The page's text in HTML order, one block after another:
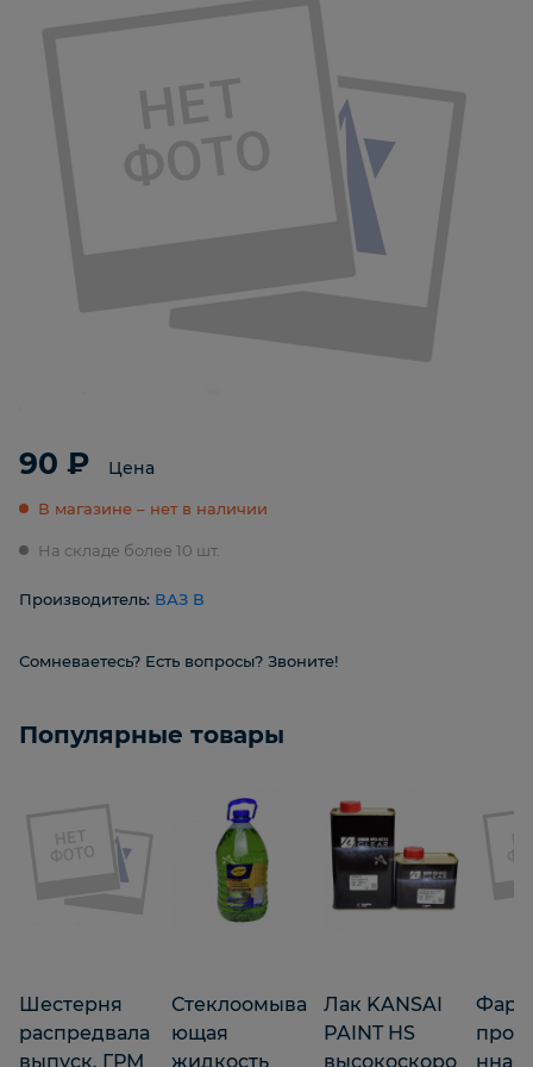
90 ₽ Цена
В магазине – нет в наличии
На складе более 10 шт.
Производитель: ВАЗ В
Сомневаетесь? Есть вопросы? Звоните!
Популярные товары
Шестерня
распредвала
выпуск. ГРМ
Стеклоомыва
ющая
жидкость
Лак KANSAI
PAINT HS
высокоскоро
Фара
нная